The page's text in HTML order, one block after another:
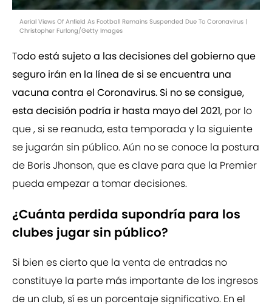
Aerial Views Of Anfield As Football Remains Suspended Due To Coronavirus |
Christopher Furlong/Getty Images
Todo está sujeto a las decisiones del gobierno que
seguro irán en la línea de si se encuentra una
vacuna contra el Coronavirus. Si no se consigue,
esta decisión podría ir hasta mayo del 2021, por lo
que , si se reanuda, esta temporada y la siguiente
se jugarán sin público. Aún no se conoce la postura
de Boris Jhonson, que es clave para que la Premier
pueda empezar a tomar decisiones.
¿Cuánta perdida supondría para los
clubes jugar sin público?
Si bien es cierto que la venta de entradas no
constituye la parte más importante de los ingresos
de un club, sí es un porcentaje significativo. En el